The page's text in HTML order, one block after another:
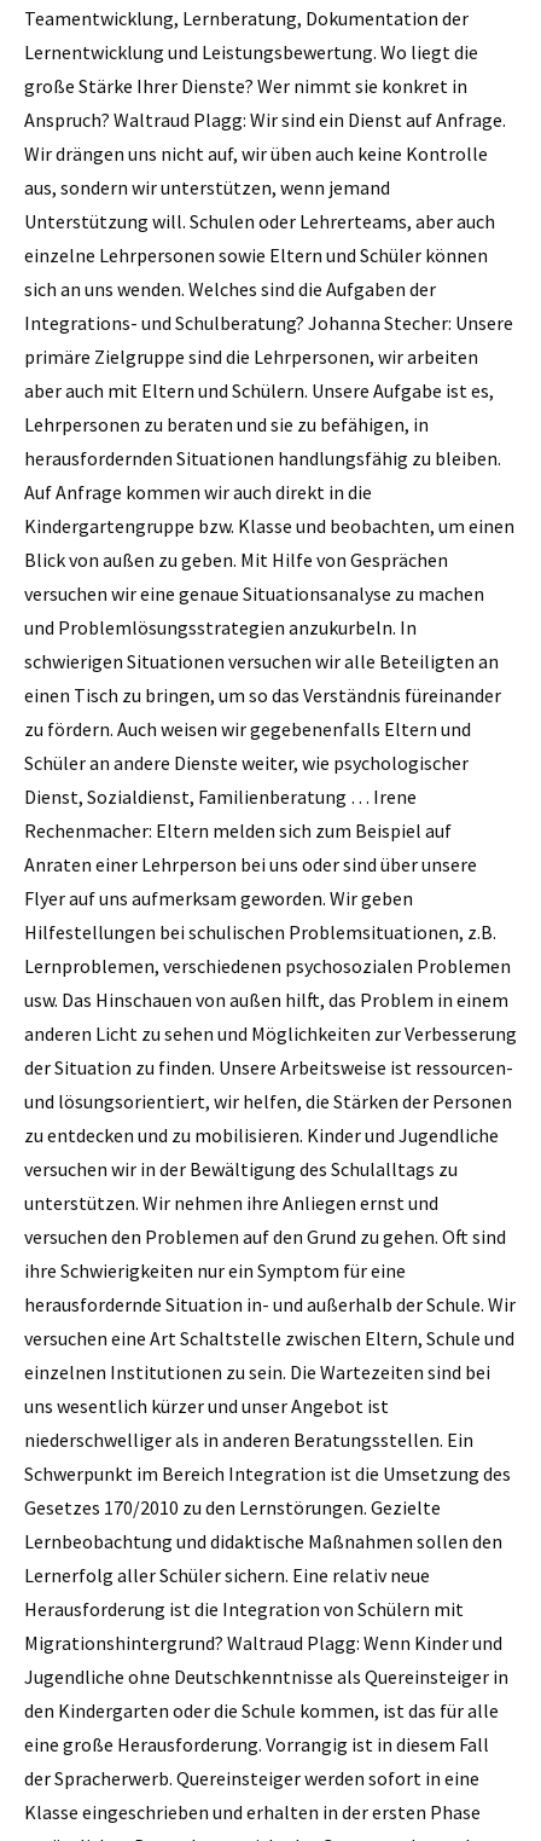
Teamentwicklung, Lernberatung, Dokumentation der
Lernentwicklung und Leistungsbewertung. Wo liegt die
große Stärke Ihrer Dienste? Wer nimmt sie konkret in
Anspruch? Waltraud Plagg: Wir sind ein Dienst auf Anfrage.
Wir drängen uns nicht auf, wir üben auch keine Kontrolle
aus, sondern wir unterstützen, wenn jemand
Unterstützung will. Schulen oder Lehrerteams, aber auch
einzelne Lehrpersonen sowie Eltern und Schüler können
sich an uns wenden. Welches sind die Aufgaben der
Integrations- und Schulberatung? Johanna Stecher: Unsere
primäre Zielgruppe sind die Lehrpersonen, wir arbeiten
aber auch mit Eltern und Schülern. Unsere Aufgabe ist es,
Lehrpersonen zu beraten und sie zu befähigen, in
herausfordernden Situationen handlungsfähig zu bleiben.
Auf Anfrage kommen wir auch direkt in die
Kindergartengruppe bzw. Klasse und beobachten, um einen
Blick von außen zu geben. Mit Hilfe von Gesprächen
versuchen wir eine genaue Situations­analyse zu machen
und Problemlösungsstrategien anzukurbeln. In
schwierigen Situationen versuchen wir alle Beteiligten an
einen Tisch zu bringen, um so das Verständnis füreinander
zu fördern. Auch weisen wir gegebenenfalls Eltern und
Schüler an andere Dienste weiter, wie psychologischer
Dienst, ­Sozialdienst, Familienberatung … Irene
Rechenmacher: Eltern melden sich zum Beispiel auf
Anraten einer Lehrperson bei uns oder sind über unsere
Flyer auf uns aufmerksam geworden. Wir geben
Hilfestellungen bei schulischen Problemsituationen, z.B.
Lernproblemen, verschiedenen psychosozialen Problemen
usw. Das Hinschauen von außen hilft, das Problem in einem
anderen Licht zu sehen und Möglichkeiten zur Verbesserung
der Situation zu finden. Unsere Arbeitsweise ist ressourcen-
und lösungs­orientiert, wir helfen, die Stärken der Personen
zu entdecken und zu mobilisieren. Kinder und Jugendliche
versuchen wir in der Bewältigung des Schulalltags zu
unterstützen. Wir nehmen ihre Anliegen ernst und
versuchen den Problemen auf den Grund zu gehen. Oft sind
ihre Schwierigkeiten nur ein Symptom für eine
herausfordernde Situation in- und außerhalb der Schule. Wir
versuchen eine Art Schaltstelle zwischen Eltern, Schule und
einzelnen Institutionen zu sein. Die Wartezeiten sind bei
uns wesentlich kürzer und unser Angebot ist
niederschwelliger als in anderen Beratungsstellen. Ein
Schwerpunkt im Bereich Integration ist die Umsetzung des
Gesetzes 170/2010 zu den Lernstörungen. Gezielte
Lernbeobachtung und didaktische Maßnahmen sollen den
Lernerfolg aller Schüler sichern. Eine relativ neue
Herausforderung ist die Integration von Schülern mit
Migrationshintergrund? Waltraud Plagg: Wenn Kinder und
Jugendliche ohne Deutschkenntnisse als Quereinsteiger in
den Kindergarten oder die Schule kommen, ist das für alle
eine ­große Herausforderung. Vorrangig ist in diesem Fall
der Sprach­erwerb. Quereinsteiger werden sofort in eine
Klasse eingeschrieben und erhalten in der ersten Phase